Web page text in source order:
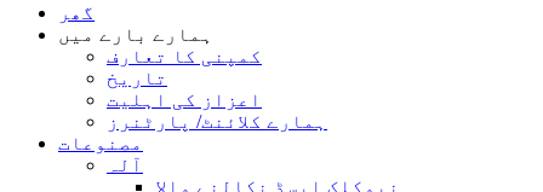
گھر
ہمارے بارے میں
کمپنی کا تعارف
تاریخ
اعزاز کی اہلیت
ہمارے کلائنٹ/ پارٹنرز
مصنوعات
آلہ
نیوکلک ایسڈ نکالنے والا